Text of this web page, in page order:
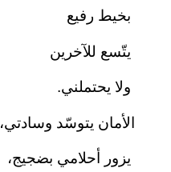
بخيط رفيع
يتّسع للآخرين
ولا يحتملني.
الأمان يتوسّد وسادتي،
يزور أحلامي بضجيج،